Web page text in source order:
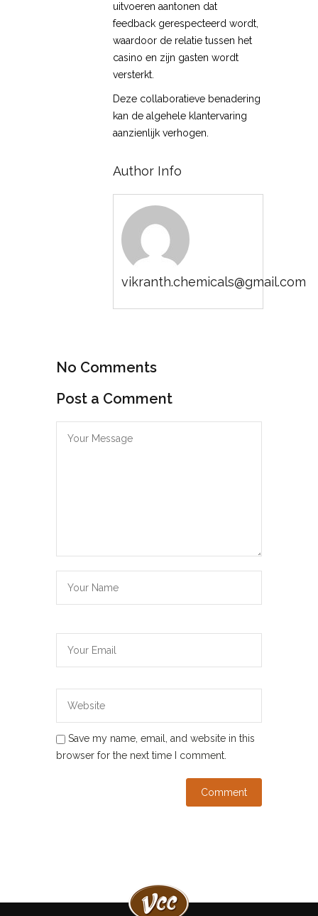
uitvoeren aantonen dat
feedback gerespecteerd wordt,
waardoor de relatie tussen het
casino en zijn gasten wordt
versterkt.
Deze collaboratieve benadering
kan de algehele klantervaring
aanzienlijk verhogen.
Author Info
vikranth.chemicals@gmail.com
No Comments
Post a Comment
Save my name, email, and website in this
browser for the next time I comment.